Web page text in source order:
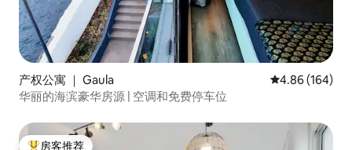
产权公寓 ｜ Gaula 平均评分 4.86
4.86 (164)
华丽的海滨豪华房源 | 空调和免费停车位
房客推荐